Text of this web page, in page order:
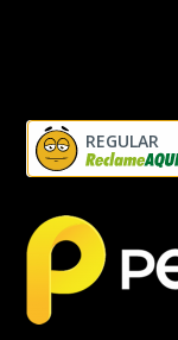
REGULAR